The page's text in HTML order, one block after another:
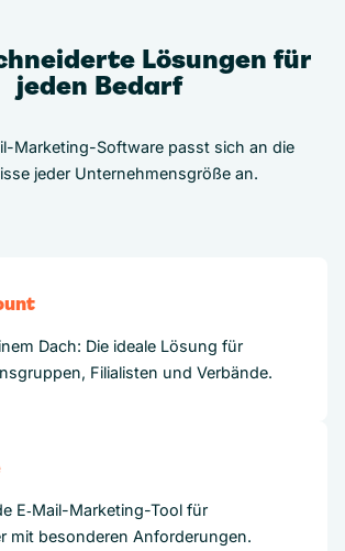
Lösungen für
jeden Bedarf
Marketing-Software passt sich an die
jeder Unternehmensgröße an.
Dach: Die ideale Lösung für
Filialisten und Verbände.
E‑Mail-Marketing-Tool für
mit besonderen Anforderungen.